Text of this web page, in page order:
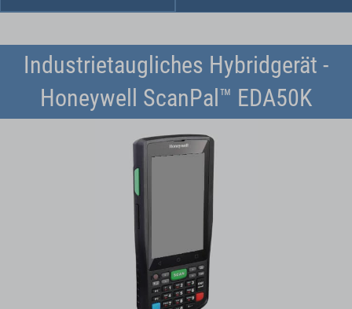
Industrietaugliches Hybridgerät -
Honeywell ScanPal™ EDA50K